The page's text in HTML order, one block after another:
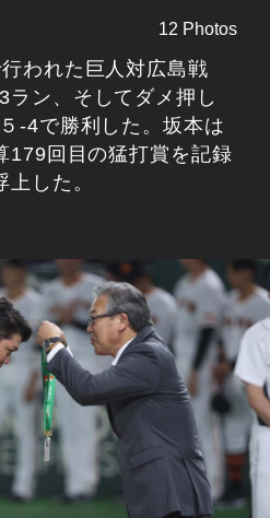
12 Photos
われた巨人対広島戦
ラン、そしてダメ押し
-4で勝利した。坂本は
179回目の猛打賞を記録
した。